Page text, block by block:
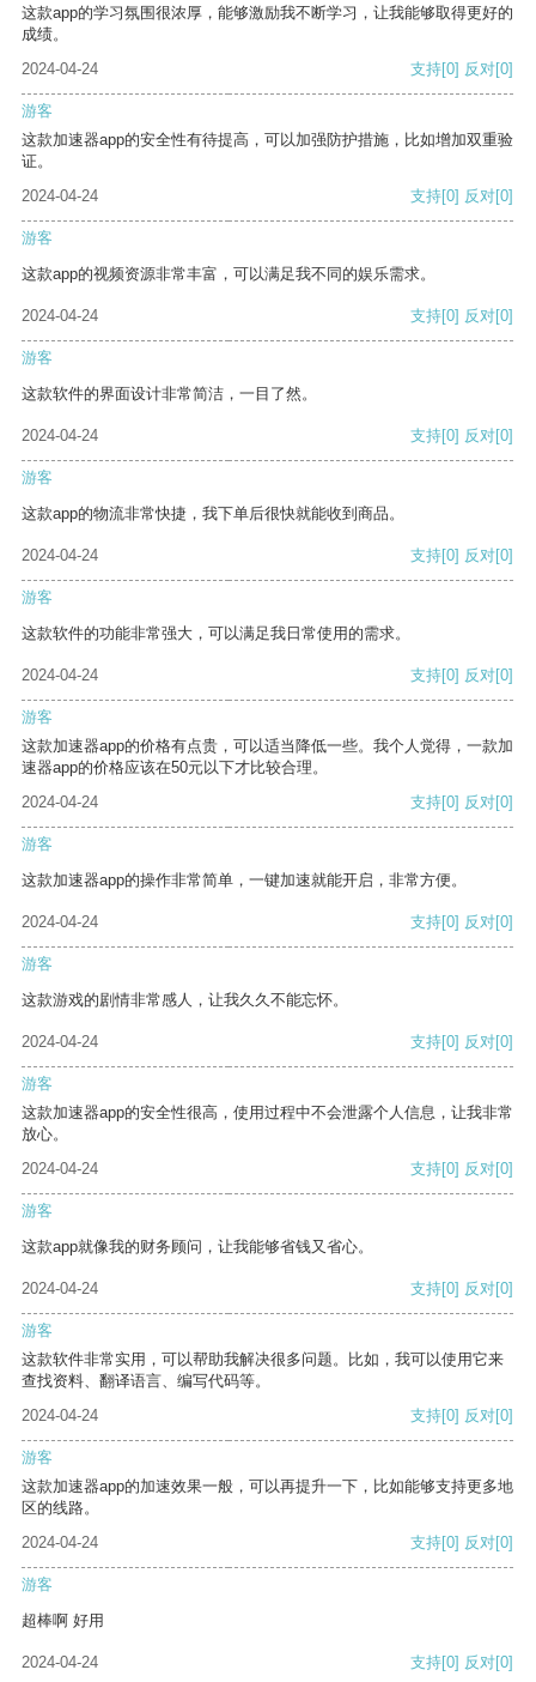
这款app的学习氛围很浓厚，能够激励我不断学习，让我能够取得更好的
成绩。
2024-04-24
支持[0] 反对[0]
游客
这款加速器app的安全性有待提高，可以加强防护措施，比如增加双重验
证。
2024-04-24
支持[0] 反对[0]
游客
这款app的视频资源非常丰富，可以满足我不同的娱乐需求。
2024-04-24 支持[0] 反对[0]
游客
这款软件的界面设计非常简洁，一目了然。
2024-04-24 支持[0] 反对[0]
游客
这款app的物流非常快捷，我下单后很快就能收到商品。
2024-04-24 支持[0] 反对[0]
游客
这款软件的功能非常强大，可以满足我日常使用的需求。
2024-04-24 支持[0] 反对[0]
游客
这款加速器app的价格有点贵，可以适当降低一些。我个人觉得，一款加
速器app的价格应该在50元以下才比较合理。
2024-04-24
支持[0] 反对[0]
游客
这款加速器app的操作非常简单，一键加速就能开启，非常方便。
2024-04-24 支持[0] 反对[0]
游客
这款游戏的剧情非常感人，让我久久不能忘怀。
2024-04-24 支持[0] 反对[0]
游客
这款加速器app的安全性很高，使用过程中不会泄露个人信息，让我非常
放心。
2024-04-24
支持[0] 反对[0]
游客
这款app就像我的财务顾问，让我能够省钱又省心。
2024-04-24 支持[0] 反对[0]
游客
这款软件非常实用，可以帮助我解决很多问题。比如，我可以使用它来
查找资料、翻译语言、编写代码等。
2024-04-24
支持[0] 反对[0]
游客
这款加速器app的加速效果一般，可以再提升一下，比如能够支持更多地
区的线路。
2024-04-24
支持[0] 反对[0]
游客
超棒啊 好用
2024-04-24 支持[0] 反对[0]